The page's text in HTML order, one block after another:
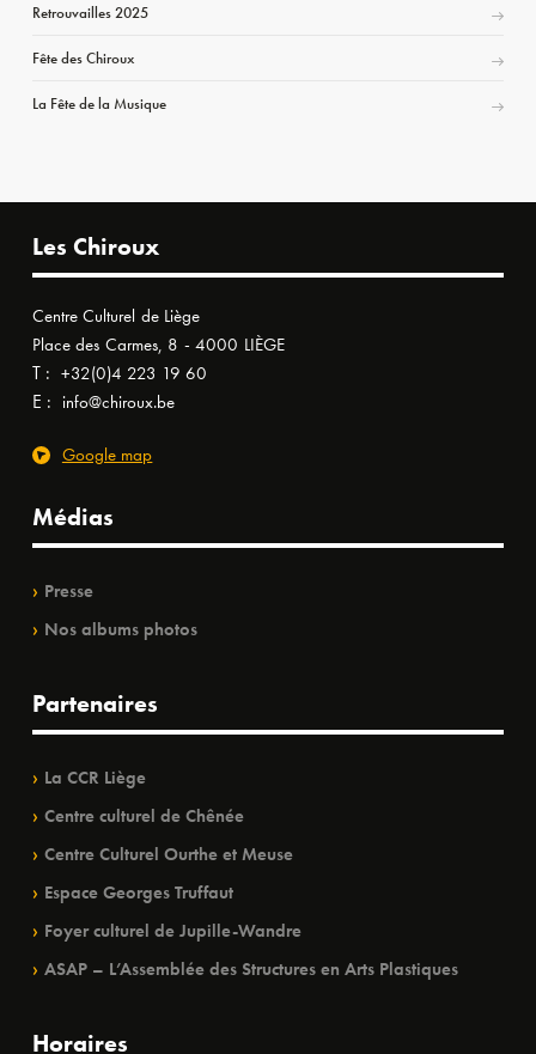
Retrouvailles 2025
Fête des Chiroux
La Fête de la Musique
Les Chiroux
Centre Culturel de Liège
Place des Carmes, 8 - 4000 LIÈGE
T : +32(0)4 223 19 60
E : info@chiroux.be
Google map
Médias
Presse
Nos albums photos
Partenaires
La CCR Liège
Centre culturel de Chênée
Centre Culturel Ourthe et Meuse
Espace Georges Truffaut
Foyer culturel de Jupille-Wandre
ASAP – L’Assemblée des Structures en Arts Plastiques
Horaires